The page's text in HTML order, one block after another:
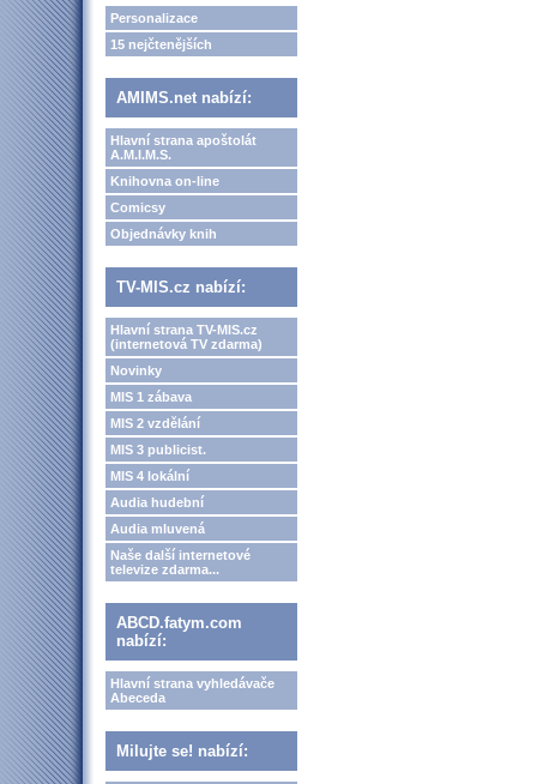
Personalizace
15 nejčtenějších
AMIMS.net nabízí:
Hlavní strana apoštolát
A.M.I.M.S.
Knihovna on-line
Comicsy
Objednávky knih
TV-MIS.cz nabízí:
Hlavní strana TV-MIS.cz
(internetová TV zdarma)
Novinky
MIS 1 zábava
MIS 2 vzdělání
MIS 3 publicist.
MIS 4 lokální
Audia hudební
Audia mluvená
Naše další internetové
televize zdarma...
ABCD.fatym.com
nabízí:
Hlavní strana vyhledávače
Abeceda
Milujte se! nabízí: